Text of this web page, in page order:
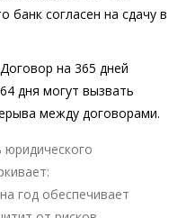
банк согласен на сдачу в
Договор на 365 дней
дня могут вызвать
между договорами.
год обеспечивает